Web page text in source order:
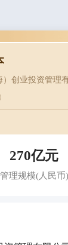
创业投资管理
270亿元
管理规模(人民币)